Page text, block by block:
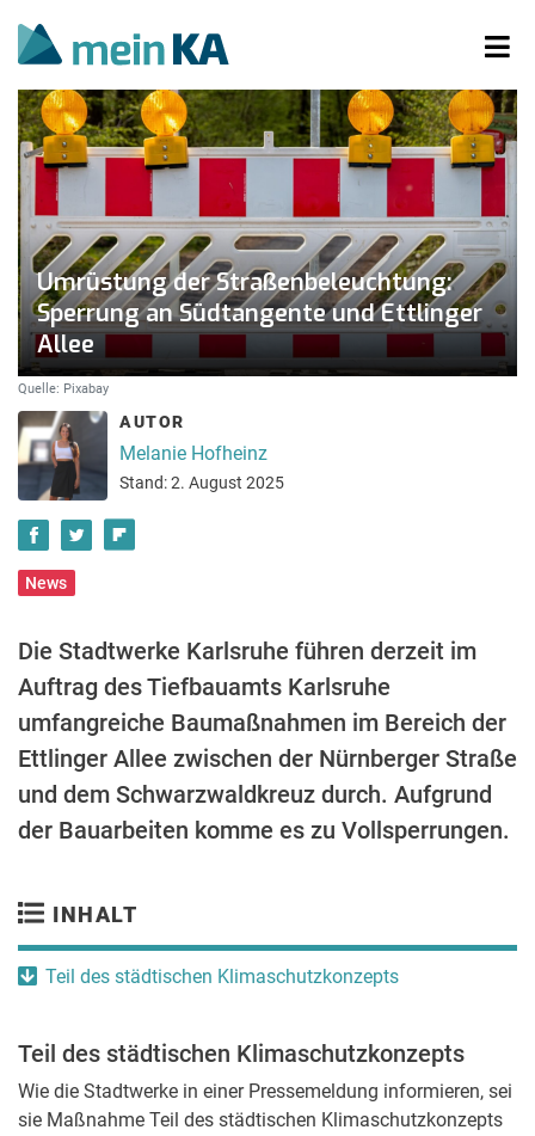
Umrüstung der Straßenbeleuchtung:
Sperrung an Südtangente und Ettlinger
Allee
Quelle: Pixabay
AUTOR
Melanie Hofheinz
Stand: 2. August 2025
News
Die Stadtwerke Karlsruhe führen derzeit im
Auftrag des Tiefbauamts Karlsruhe
umfangreiche Baumaßnahmen im Bereich der
Ettlinger Allee zwischen der Nürnberger Straße
und dem Schwarzwaldkreuz durch. Aufgrund
der Bauarbeiten komme es zu Vollsperrungen.
INHALT
Teil des städtischen Klimaschutzkonzepts
Teil des städtischen Klimaschutzkonzepts
Wie die Stadtwerke in einer Pressemeldung informieren, sei
sie Maßnahme Teil des städtischen Klimaschutzkonzepts